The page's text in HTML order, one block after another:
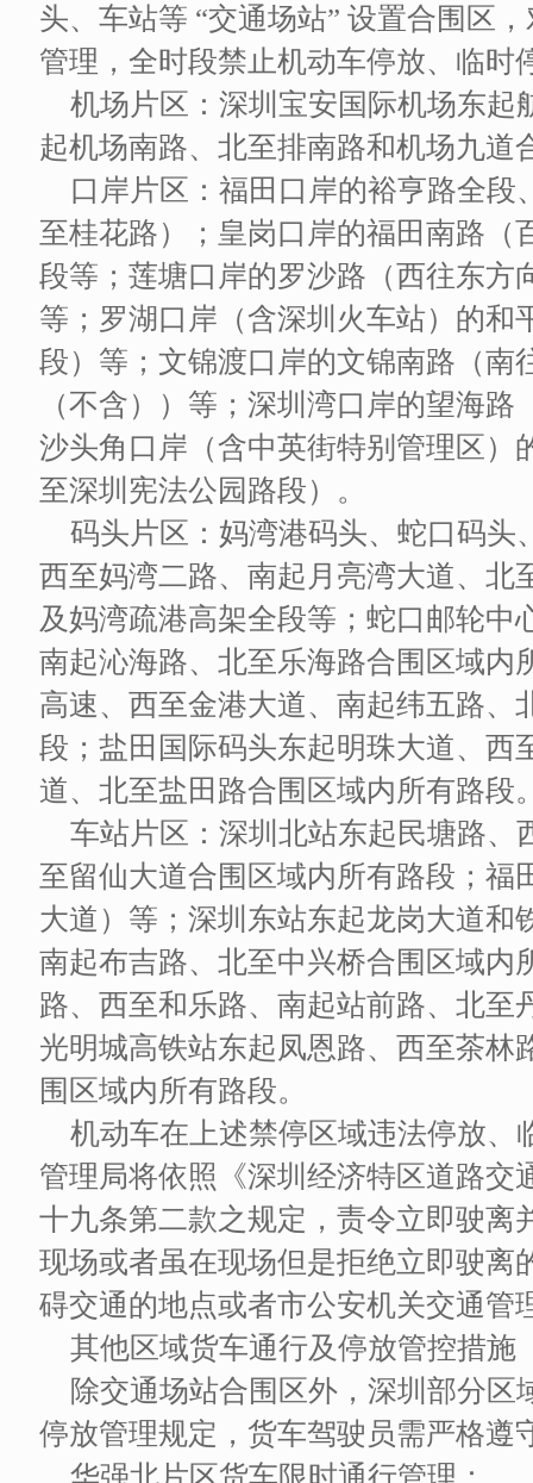
头、车站等 “交通场站” 设置合围区
管理，全时段禁止机动车停放、临时
机场片区：深圳宝安国际机场东起
起机场南路、北至排南路和机场九道
口岸片区：福田口岸的裕亨路全
至桂花路）；皇岗口岸的福田南路（
段等；莲塘口岸的罗沙路（西往东方
等；罗湖口岸（含深圳火车站）的和
段）等；文锦渡口岸的文锦南路（南
（不含））等；深圳湾口岸的望海
沙头角口岸（含中英街特别管理区）
至深圳宪法公园路段）。
码头片区：妈湾港码头、蛇口码头
西至妈湾二路、南起月亮湾大道、北
及妈湾疏港高架全段等；蛇口邮轮中
南起沁海路、北至乐海路合围区域内
高速、西至金港大道、南起纬五路、
段；盐田国际码头东起明珠大道、西
道、北至盐田路合围区域内所有路段
车站片区：深圳北站东起民塘路、
至留仙大道合围区域内所有路段；福
大道）等；深圳东站东起龙岗大道和
南起布吉路、北至中兴桥合围区域内
路、西至和乐路、南起站前路、北至
光明城高铁站东起凤恩路、西至茶林
围区域内所有路段。
机动车在上述禁停区域违法停放、
管理局将依照《深圳经济特区道路交
十九条第二款之规定，责令立即驶离
现场或者虽在现场但是拒绝立即驶离
碍交通的地点或者市公安机关交通管
其他区域货车通行及停放管控措施
除交通场站合围区外，深圳部分
停放管理规定，货车驾驶员需严格遵
华强北片区货车限时通行管理：